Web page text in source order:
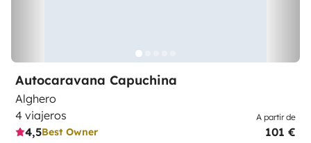
Autocaravana Capuchina
Alghero
4 viajeros
4,5Best Owner
A partir de
101 €